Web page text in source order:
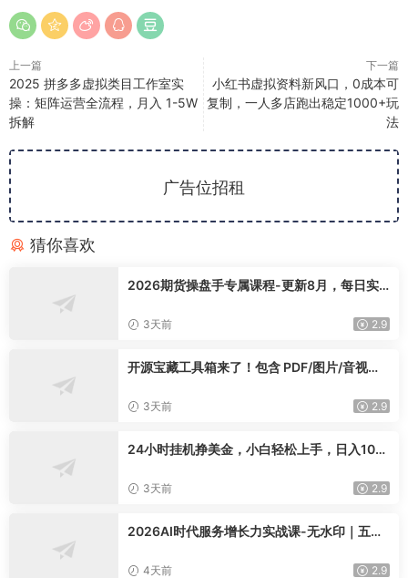
上一篇
2025 拼多多虚拟类目工作室实
操：矩阵运营全流程，月入 1-5W
拆解
下一篇
小红书虚拟资料新风口，0成本可
复制，一人多店跑出稳定1000+玩
法
广告位招租
猜你喜欢
2026期货操盘手专属课程-更新8月，每日实
3天前 2.9
开源宝藏工具箱来了！包含 PDF/图片/音视频/
knit-desktop
3天前 2.9
24小时挂机挣美金，小白轻松上手，日入100
3天前 2.9
2026AI时代服务增长力实战课-无水印｜五力
卷实现长效业绩增长
4天前 2.9